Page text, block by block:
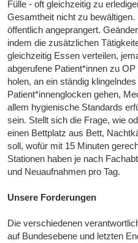
Fülle - oft gleichzeitig zu
Gesamtheit nicht zu
öffentlich angeprangert.
indem die zusätzlichen
gleichzeitig Essen verteilen,
abgerufene Patient*innen zu
holen, an ein ständig
Patient*innenglocken gehen,
allem hygienische Standards
sein. Stellt sich die Frage, wie
einen Bettplatz aus Bett,
soll, wofür mit 15 Minuten
Stationen haben je nach
und Neuaufnahmen pro Tag.
Unsere Forderungen
Die verschiedenen
auf Bundesebene und letzten